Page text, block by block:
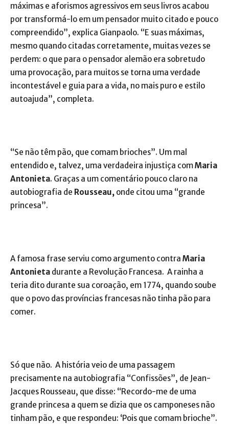
máximas e aforismos agressivos em seus livros acabou
por transformá-lo em um pensador muito citado e pouco
compreendido”, explica Gianpaolo. “E suas máximas,
mesmo quando citadas corretamente, muitas vezes se
perdem: o que para o pensador alemão era sobretudo
uma provocação, para muitos se torna uma verdade
incontestável e guia para a vida, no mais puro e estilo
autoajuda”, completa.
“Se não têm pão, que comam brioches”. Um mal
entendido e, talvez, uma verdadeira injustiça comMaria
Antonieta. Graças a um comentário pouco claro na
autobiografia de Rousseau, onde citou uma “grande
princesa”.
A famosa frase serviu como argumento contra Maria
Antonieta durante a Revolução Francesa. A rainha a
teria dito durante sua coroação, em 1774, quando soube
que o povo das províncias francesas não tinha pão para
comer.
Só que não. A história veio de uma passagem
precisamente na autobiografia “Confissões”, de Jean-
Jacques Rousseau, que disse: “Recordo-me de uma
grande princesa a quem se dizia que os camponeses não
tinham pão, e que respondeu: ‘Pois que comam brioche”.